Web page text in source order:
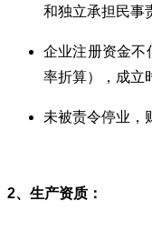
和独立承担民事
企业注册资金不
率折算），成立
未被责令停业，
2、生产资质：